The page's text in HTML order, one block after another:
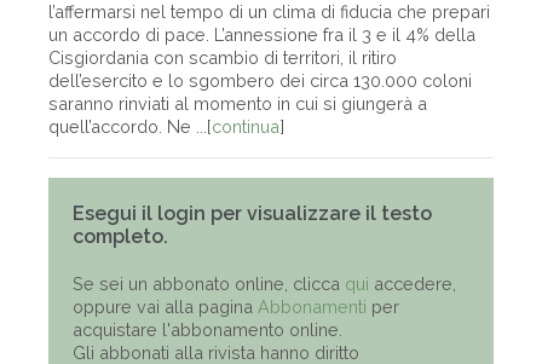
l’affermarsi nel tempo di un clima di fiducia che prepari
un accordo di pace. L’annessione fra il 3 e il 4% della
Cisgiordania con scambio di territori, il ritiro
dell’esercito e lo sgombero dei circa 130.000 coloni
saranno rinviati al momento in cui si giungerà a
quell’accordo. Ne ...[continua]
Esegui il login per visualizzare il testo
completo.
Se sei un abbonato online, clicca qui accedere,
oppure vai alla pagina Abbonamenti per
acquistare l'abbonamento online.
Gli abbonati alla rivista hanno diritto